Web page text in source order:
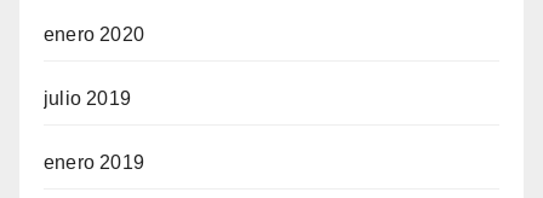
enero 2020
julio 2019
enero 2019